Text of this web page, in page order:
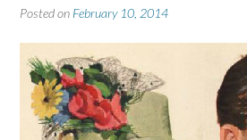
Posted on February 10, 2014